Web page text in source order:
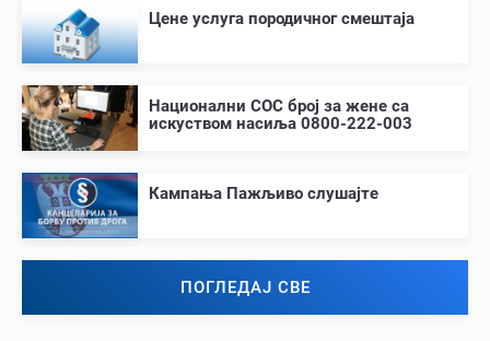
Цене услуга породичног смештаја
Национални СОС број за жене са
искуством насиља 0800-222-003
Кампања Пажљиво слушајте
ПОГЛЕДАЈ СВЕ